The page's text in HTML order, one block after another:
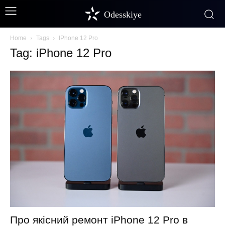
Odesskiye
Home Tags IPhone 12 Pro
Tag: iPhone 12 Pro
Про якісний ремонт iPhone 12 Pro в